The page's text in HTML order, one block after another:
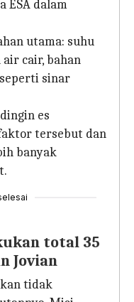
ESA dalam
utama: suhu
cair, bahan
sinar
es
tersebut dan
banyak
total 35
Jovian
tidak